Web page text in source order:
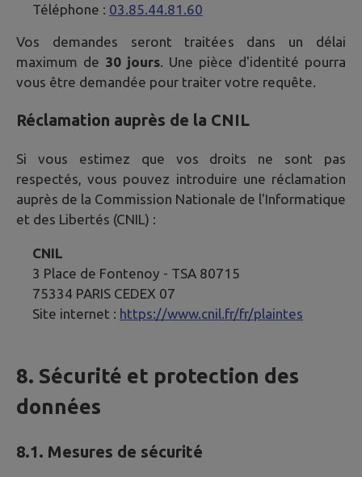
Téléphone : 03.85.44.81.60
Vos demandes seront traitées dans un délai
maximum de 30 jours . Une pièce d'identité pourra
vous être demandée pour traiter votre requête.
Réclamation auprès de la CNIL
Si vous estimez que vos droits ne sont pas
respectés, vous pouvez introduire une réclamation
auprès de la Commission Nationale de l'Informatique
et des Libertés (CNIL) :
CNIL
3 Place de Fontenoy - TSA 80715
75334 PARIS CEDEX 07
Site internet : https://www.cnil.fr/fr/plaintes
8. Sécurité et protection des
données
8.1. Mesures de sécurité